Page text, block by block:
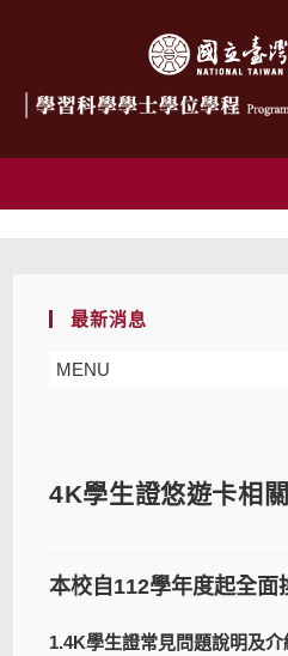
最新消息
MENU
4K學生證悠遊卡相
本校自112學年度起全面
1.4K學生證常見問題說明及介